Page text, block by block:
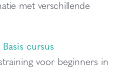
met verschillende
cursus
voor beginners in